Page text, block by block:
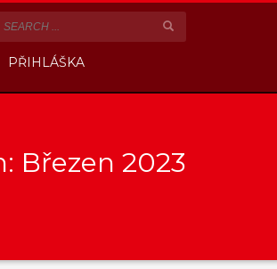
PŘIHLÁŠKA
Březen 2023